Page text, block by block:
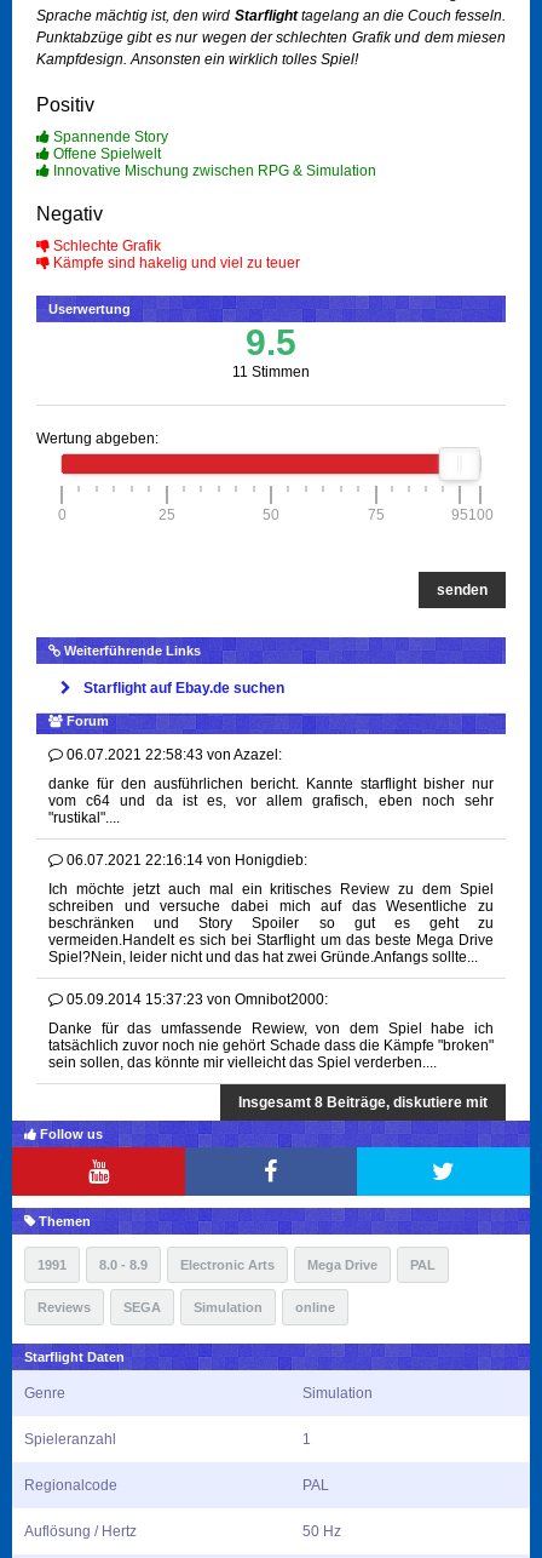
Sprache mächtig ist, den wird Starflighttagelang an die Couch fesseln.
Punktabzüge gibt es nur wegen der schlechten Grafik und dem miesen
Kampfdesign. Ansonsten ein wirklich tolles Spiel!
Positiv
Spannende Story
Offene Spielwelt
Innovative Mischung zwischen RPG & Simulation
Negativ
Schlechte Grafik
Kämpfe sind hakelig und viel zu teuer
Userwertung
9.5
11 Stimmen
Wertung abgeben:
0 25 50 75 95100
senden
Weiterführende Links
Starflight auf Ebay.de suchen
Forum
06.07.2021 22:58:43 von Azazel:
danke für den ausführlichen bericht. Kannte starflight bisher nur
vom c64 und da ist es, vor allem grafisch, eben noch sehr
"rustikal"....
06.07.2021 22:16:14 von Honigdieb:
Ich möchte jetzt auch mal ein kritisches Review zu dem Spiel
schreiben und versuche dabei mich auf das Wesentliche zu
beschränken und Story Spoiler so gut es geht zu
vermeiden.Handelt es sich bei Starflight um das beste Mega Drive
Spiel?Nein, leider nicht und das hat zwei Gründe.Anfangs sollte...
05.09.2014 15:37:23 von Omnibot2000:
Danke für das umfassende Rewiew, von dem Spiel habe ich
tatsächlich zuvor noch nie gehört Schade dass die Kämpfe "broken"
sein sollen, das könnte mir vielleicht das Spiel verderben....
Insgesamt 8 Beiträge, diskutiere mit
Follow us
Themen
1991 8.0 - 8.9 Electronic Arts Mega Drive PAL
Reviews SEGA Simulation online
Starflight Daten
Genre Simulation
Spieleranzahl 1
Regionalcode PAL
Auflösung / Hertz 50 Hz